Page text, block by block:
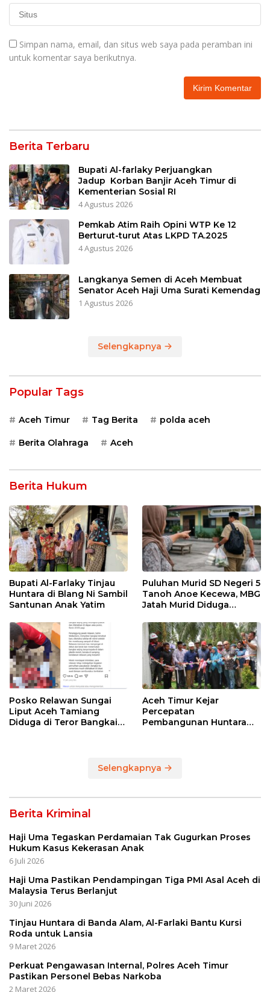
Simpan nama, email, dan situs web saya pada peramban ini
untuk komentar saya berikutnya.
Berita Terbaru
Bupati Al-farlaky Perjuangkan
Jadup Korban Banjir Aceh Timur di
Kementerian Sosial RI
4 Agustus 2026
Pemkab Atim Raih Opini WTP Ke 12
Berturut-turut Atas LKPD TA.2025
4 Agustus 2026
Langkanya Semen di Aceh Membuat
Senator Aceh Haji Uma Surati Kemendag
1 Agustus 2026
Selengkapnya
Popular Tags
Aceh Timur Tag Berita polda aceh
Berita Olahraga Aceh
Berita Hukum
Bupati Al-Farlaky Tinjau
Huntara di Blang Ni Sambil
Santunan Anak Yatim
Puluhan Murid SD Negeri 5
Tanoh Anoe Kecewa, MBG
Jatah Murid Diduga
Posko Relawan Sungai
Liput Aceh Tamiang
Diduga di Teror Bangkai
Aceh Timur Kejar
Percepatan
Pembangunan Huntara
Selengkapnya
Berita Kriminal
Haji Uma Tegaskan Perdamaian Tak Gugurkan Proses
Hukum Kasus Kekerasan Anak
6 Juli 2026
Haji Uma Pastikan Pendampingan Tiga PMI Asal Aceh di
Malaysia Terus Berlanjut
30 Juni 2026
Tinjau Huntara di Banda Alam, Al-Farlaki Bantu Kursi
Roda untuk Lansia
9 Maret 2026
Perkuat Pengawasan Internal, Polres Aceh Timur
Pastikan Personel Bebas Narkoba
2 Maret 2026